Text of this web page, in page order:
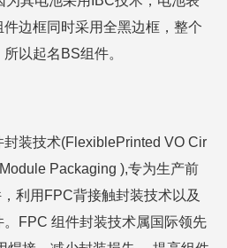
边框同时采用全黑边框，整个
以起名BS组件。
装技术(FlexiblePrinted VO Cir
Packaging ),专为生产前
利用FPC背接触封装技术以及
FPC 组件封装技术属国际领先